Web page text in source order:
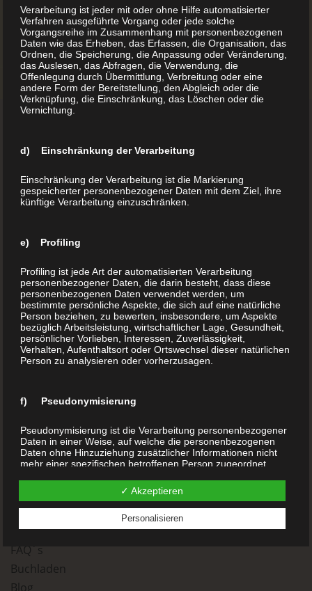
Hardeggasse 69, Top 21
Österreich
Telefon:+43 1 283 9999
Internet:www.BuchDrucker.at
E-Mail:office@buchdrucker.at
Aktion
Buchdruck (Ihr Buch drucken)
Hardcover Buch
Kleine Auflage drucken
Print on Demand
Veredelung
FAQ´s
Buchladen
Blog
Verarbeitung ist jeder mit oder ohne Hilfe automatisierter
Verfahren ausgeführte Vorgang oder jede solche
Vorgangsreihe im Zusammenhang mit personenbezogenen
Daten wie das Erheben, das Erfassen, die Organisation, das
Ordnen, die Speicherung, die Anpassung oder Veränderung,
das Auslesen, das Abfragen, die Verwendung, die
Offenlegung durch Übermittlung, Verbreitung oder eine
andere Form der Bereitstellung, den Abgleich oder die
Verknüpfung, die Einschränkung, das Löschen oder die
Vernichtung.
d) Einschränkung der Verarbeitung
Einschränkung der Verarbeitung ist die Markierung
gespeicherter personenbezogener Daten mit dem Ziel, ihre
künftige Verarbeitung einzuschränken.
e) Profiling
Profiling ist jede Art der automatisierten Verarbeitung
personenbezogener Daten, die darin besteht, dass diese
personenbezogenen Daten verwendet werden, um
bestimmte persönliche Aspekte, die sich auf eine natürliche
Person beziehen, zu bewerten, insbesondere, um Aspekte
bezüglich Arbeitsleistung, wirtschaftlicher Lage, Gesundheit,
persönlicher Vorlieben, Interessen, Zuverlässigkeit,
Verhalten, Aufenthaltsort oder Ortswechsel dieser natürlichen
Person zu analysieren oder vorherzusagen.
f) Pseudonymisierung
Pseudonymisierung ist die Verarbeitung personenbezogener
Daten in einer Weise, auf welche die personenbezogenen
Daten ohne Hinzuziehung zusätzlicher Informationen nicht
mehr einer spezifischen betroffenen Person zugeordnet
gesondert aufbewahrt werden und technischen und
organisatorischen Maßnahmen unterliegen, die
gewährleisten, dass die personenbezogenen Daten nicht
einer identifizierten oder identifizierbaren natürlichen Person
zugewiesen werden.
g) Verantwortlicher oder für die Verarbeitung
✓ Akzeptieren
Personalisieren